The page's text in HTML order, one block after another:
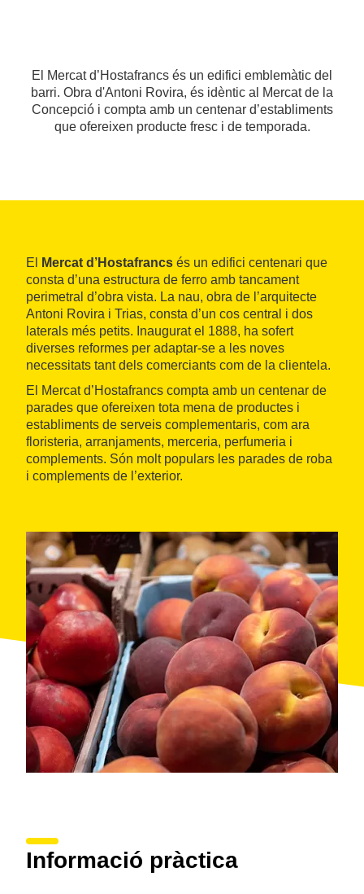
El Mercat d’Hostafrancs és un edifici emblemàtic del
barri. Obra d'Antoni Rovira, és idèntic al Mercat de la
Concepció i compta amb un centenar d’establiments
que ofereixen producte fresc i de temporada.
El Mercat d’Hostafrancs és un edifici centenari que
consta d’una estructura de ferro amb tancament
perimetral d’obra vista. La nau, obra de l’arquitecte
Antoni Rovira i Trias, consta d’un cos central i dos
laterals més petits. Inaugurat el 1888, ha sofert
diverses reformes per adaptar-se a les noves
necessitats tant dels comerciants com de la clientela.
El Mercat d’Hostafrancs compta amb un centenar de
parades que ofereixen tota mena de productes i
establiments de serveis complementaris, com ara
floristeria, arranjaments, merceria, perfumeria i
complements. Són molt populars les parades de roba
i complements de l’exterior.
Informació pràctica